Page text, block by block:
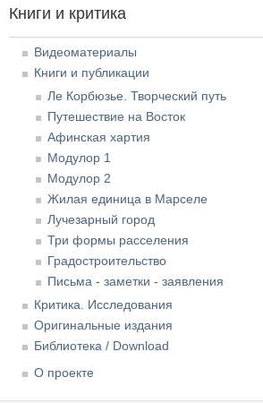
Книги и критика
Видеоматериалы
Книги и публикации
Ле Корбюзье. Творческий путь
Путешествие на Восток
Афинская хартия
Модулор 1
Модулор 2
Жилая единица в Марселе
Лучезарный город
Три формы расселения
Градостроительство
Письма - заметки - заявления
Критика. Исследования
Оригинальные издания
Библиотека / Download
О проекте